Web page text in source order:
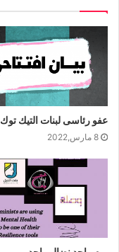
عفو رئاسى لبنات التيك توك
8 مارس,2022